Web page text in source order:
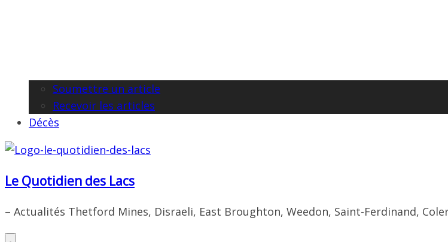
Soumettre un article
Recevoir les articles
Décès
Le Quotidien des Lacs
– Actualités Thetford Mines, Disraeli, East Broughton, Weedon, Saint-Ferdinand,